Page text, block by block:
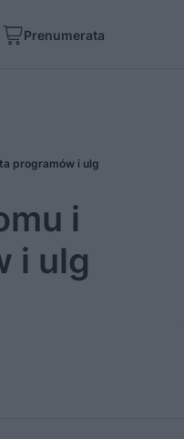
Prenumerata
programów i ulg
i
i ulg